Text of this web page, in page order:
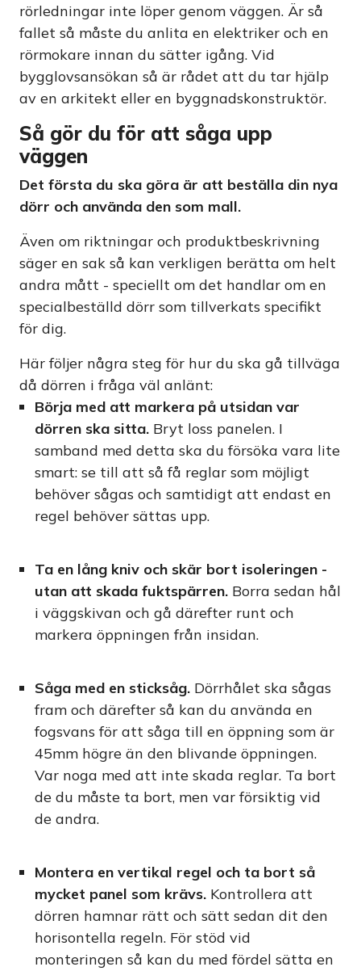
rörledningar inte löper genom väggen. Är så
fallet så måste du anlita en elektriker och en
rörmokare innan du sätter igång. Vid
bygglovsansökan så är rådet att du tar hjälp
av en arkitekt eller en byggnadskonstruktör.
Så gör du för att såga upp
väggen
Det första du ska göra är att beställa din nya
dörr och använda den som mall.
Även om riktningar och produktbeskrivning
säger en sak så kan verkligen berätta om helt
andra mått - speciellt om det handlar om en
specialbeställd dörr som tillverkats specifikt
för dig.
Här följer några steg för hur du ska gå tillväga
då dörren i fråga väl anlänt:
Börja med att markera på utsidan var
dörren ska sitta. Bryt loss panelen. I
samband med detta ska du försöka vara lite
smart: se till att så få reglar som möjligt
behöver sågas och samtidigt att endast en
regel behöver sättas upp.
Ta en lång kniv och skär bort isoleringen -
utan att skada fuktspärren. Borra sedan hål
i väggskivan och gå därefter runt och
markera öppningen från insidan.
Såga med en sticksåg. Dörrhålet ska sågas
fram och därefter så kan du använda en
fogsvans för att såga till en öppning som är
45mm högre än den blivande öppningen.
Var noga med att inte skada reglar. Ta bort
de du måste ta bort, men var försiktig vid
de andra.
Montera en vertikal regel och ta bort så
mycket panel som krävs. Kontrollera att
dörren hamnar rätt och sätt sedan dit den
horisontella regeln. För stöd vid
monteringen så kan du med fördel sätta en